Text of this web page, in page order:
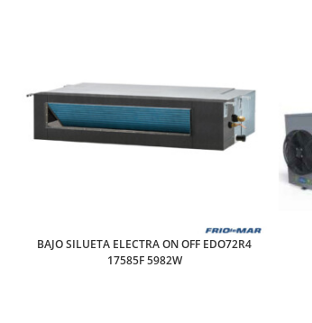
BAJO SILUETA ELECTRA ON OFF EDO72R4
17585F 5982W